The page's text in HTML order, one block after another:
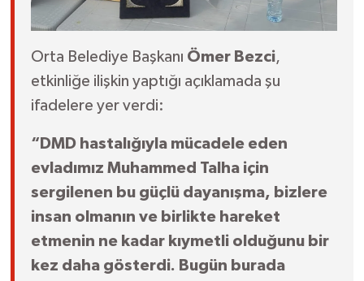
Orta Belediye Başkanı Ömer Bezci,
etkinliğe ilişkin yaptığı açıklamada şu
ifadelere yer verdi:
“DMD hastalığıyla mücadele eden
evladımız Muhammed Talha için
sergilenen bu güçlü dayanışma, bizlere
insan olmanın ve birlikte hareket
etmenin ne kadar kıymetli olduğunu bir
kez daha gösterdi. Bugün burada